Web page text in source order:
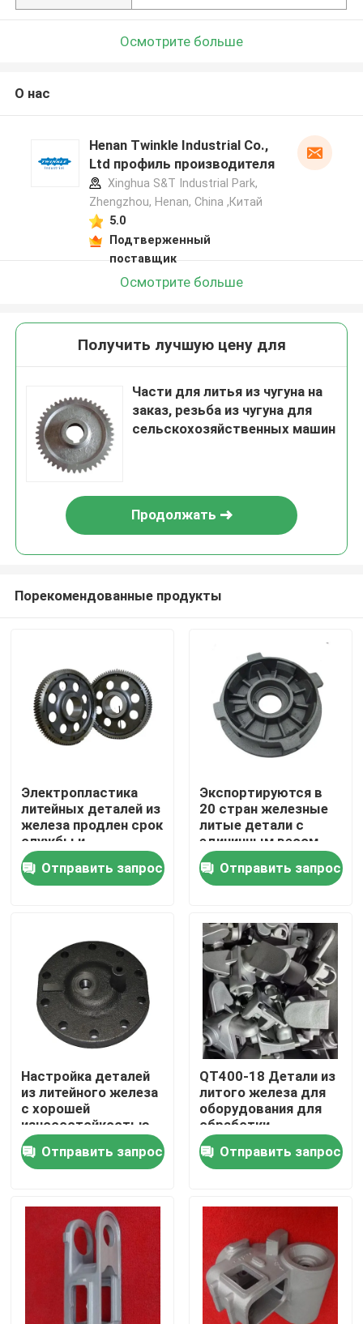
Дом
Видео
О нас
Проверка качества
Свяжитесь мы
Спросите цитату
Части металла бросая
Осмотрите больше
О нас
Henan Twinkle Industrial Co.,
Ltd профиль производителя
Xinghua S&T Industrial Park,
Zhengzhou, Henan, China ,Китай
5.0
Подтверженный
поставщик
Осмотрите больше
Получить лучшую цену для
Части для литья из чугуна на
заказ, резьба из чугуна для
сельскохозяйственных машин
Продолжать
Порекомендованные продукты
Электропластика
литейных деталей из
железа продлен срок
службы и
беззаботное
обслуживание
Отправить запрос
Экспортируются в
20 стран железные
литые детали с
единичным весом
0,05 кг и
толерантностью
CT6-CT8
Отправить запрос
Настройка деталей
из литейного железа
с хорошей
износостойкостью
Отправить запрос
QT400-18 Детали из
литого железа для
оборудования для
обработки
материалов
Отправить запрос